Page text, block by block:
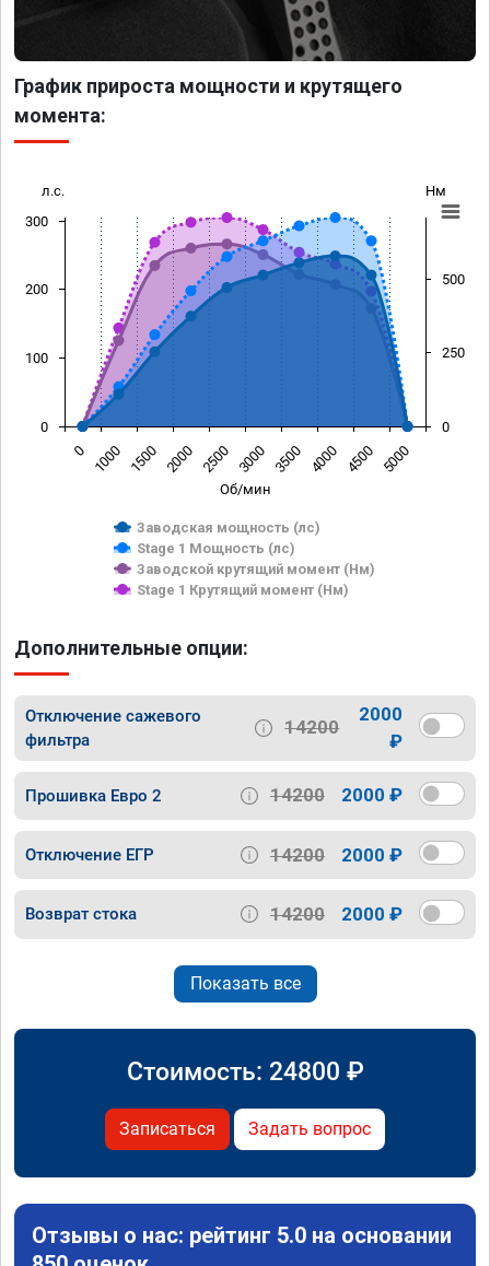
График прироста мощности и крутящего
момента:
Об/мин
л.с. Нм
Заводская мощность (лс)
Stage 1 Мощность (лс)
Заводской крутящий момент (Нм)
Stage 1 Крутящий момент (Нм)
0 1000 1500 2000 2500 3000 3500 4000 4500 5000
0
100
200
300
0
250
500
Дополнительные опции:
Отключение сажевого
фильтра
14200
2000
₽
Прошивка Евро 2 14200 2000 ₽
Отключение ЕГР 14200 2000 ₽
Возврат стока 14200 2000 ₽
Показать все
Стоимость: 24800 ₽
Записаться Задать вопрос
Отзывы о нас: рейтинг 5.0 на основании